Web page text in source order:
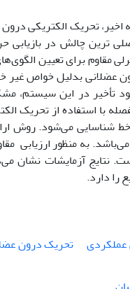
تحریک الکتریکی
ترین چالش در بازیابی
مقاوم برای تعیین
عضلانی بدلیل خواص غیر
تأخیر در این سیستم،
با استفاده از تحریک
شناسایی می‌شود. روش
به منظور ارزیابی
نتایج آزمایشات نشان
را دارد.
عملکردی تحریک درون